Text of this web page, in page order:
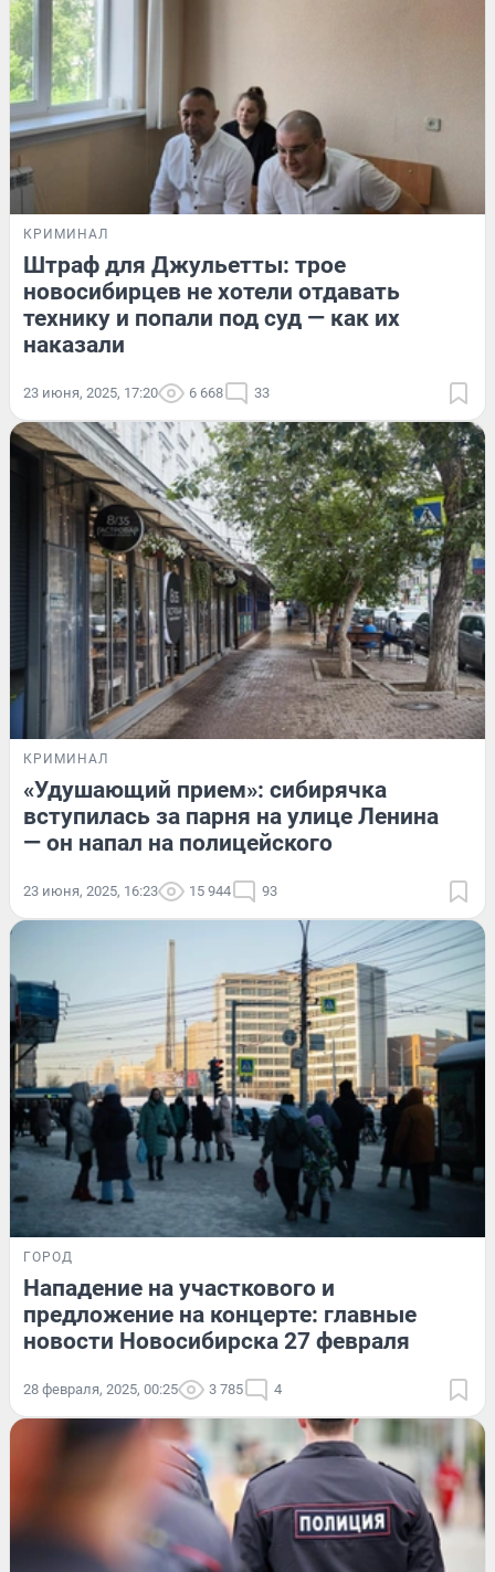
КРИМИНАЛ
Штраф для Джульетты: трое
новосибирцев не хотели отдавать
технику и попали под суд — как их
наказали
23 июня, 2025, 17:20 6 668 33
КРИМИНАЛ
«Удушающий прием»: сибирячка
вступилась за парня на улице Ленина
— он напал на полицейского
23 июня, 2025, 16:23 15 944 93
ГОРОД
Нападение на участкового и
предложение на концерте: главные
новости Новосибирска 27 февраля
28 февраля, 2025, 00:25 3 785 4